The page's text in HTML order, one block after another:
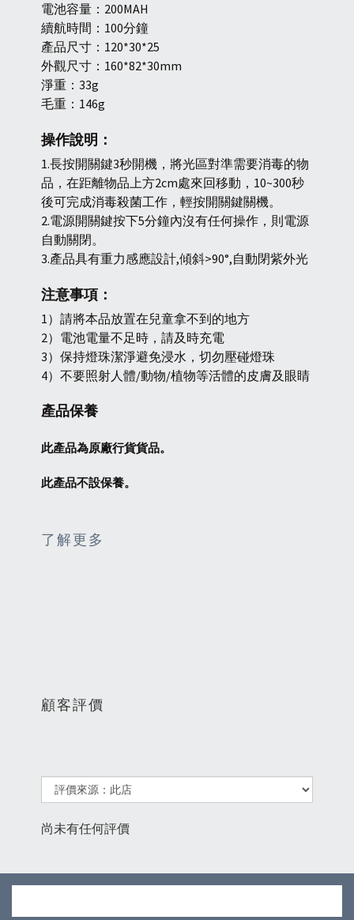
電池容量：200MAH
續航時間：100分鐘
產品尺寸：120*30*25
外觀尺寸：160*82*30mm
淨重：33g
毛重：146g
操作說明：
1.長按開關鍵3秒開機，將光區對準需要消毒的物
品，在距離物品上方2cm處來回移動，10~300秒
後可完成消毒殺菌工作，輕按開關鍵關機。
2.電源開關鍵按下5分鐘內沒有任何操作，則電源
自動關閉。
3.產品具有重力感應設計,傾斜>90°,自動閉紫外光
注意事項：
1）請將本品放置在兒童拿不到的地方
2）電池電量不足時，請及時充電
3）保持燈珠潔淨避免浸水，切勿壓碰燈珠
4）不要照射人體/動物/植物等活體的皮膚及眼睛
產品保養
此產品為原廠行貨貨品。
此產品不設保養。
了解更多
顧客評價
尚未有任何評價